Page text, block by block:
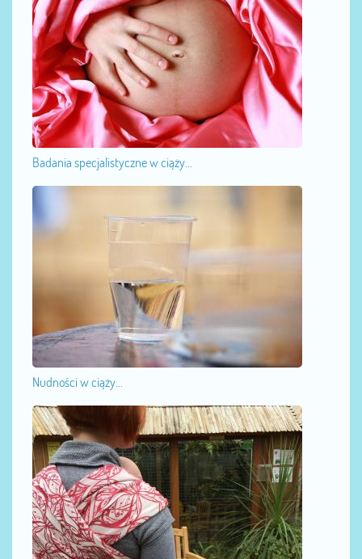
Badania specjalistyczne w ciąży...
Nudności w ciąży...